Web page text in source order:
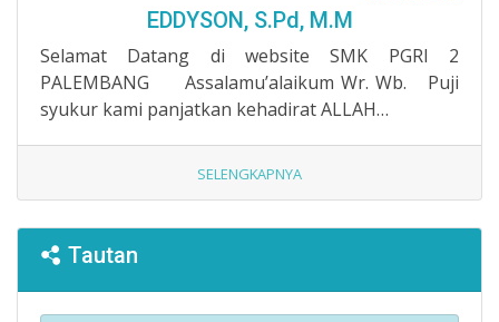
EDDYSON, S.Pd, M.M
Selamat Datang di website SMK PGRI 2
PALEMBANG Assalamu’alaikum Wr. Wb. Puji
syukur kami panjatkan kehadirat ALLAH…
SELENGKAPNYA
Tautan